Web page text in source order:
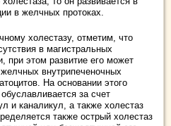
в желчных протоках.
холестазу, отметим, что
в магистральных
при этом развитие его может
внутрипеченочных
На основании этого
за счет
и каналикул, а также холестаз
также острый холестаз